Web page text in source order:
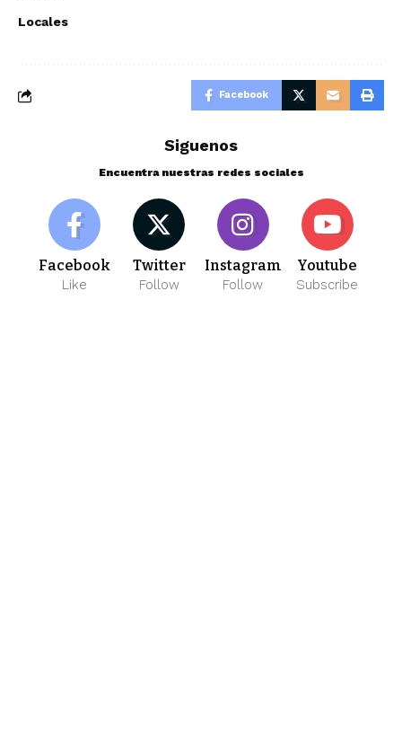
Locales
Facebook
Siguenos
Encuentra nuestras redes sociales
Facebook
Like
Twitter
Follow
Instagram
Follow
Youtube
Subscribe